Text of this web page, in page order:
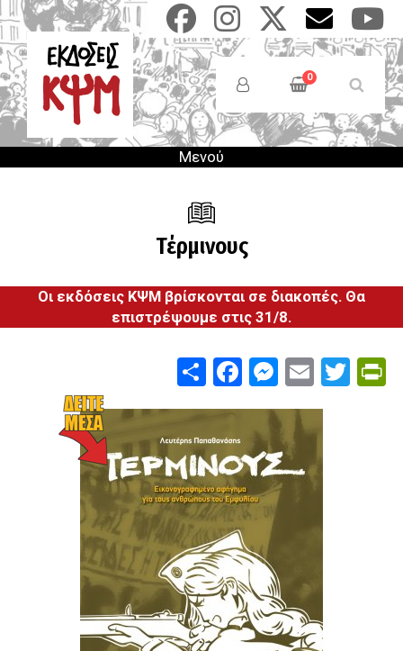
Παράκαμψη
προς
το
κυρίως
περιεχόμενο
Users
Menu
0
Μενού
Τέρμινους
Οι εκδόσεις ΚΨΜ βρίσκονται σε διακοπές. Θα
επιστρέψουμε στις 31/8.
ShareFacebook
Email